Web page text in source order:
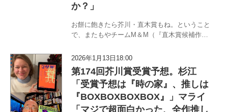
か？」
お餅に飽きたら芥川・直木賞もね。ということ
で、またもやチームM＆M（『直木賞候補作全
回〜172回〉発売中）による芥川・直木賞予想
対談でございます。〈職業はドイツ人〉マラ
イ・メントラインと〈書評から浪…
2026年1月13日18:00
第174回芥川賞受賞予想。杉江
「受賞予想は『時の家』、推しは
『BOXBOXBOXBOX』」マライ
「マジで超面白かった、全作推し